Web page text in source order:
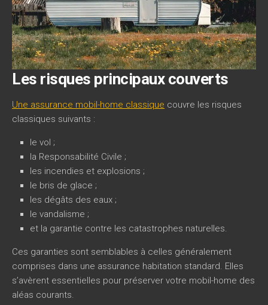
Les risques principaux couverts
Une assurance mobil-home classique couvre les risques
classiques suivants :
le vol ;
la Responsabilité Civile ;
les incendies et explosions ;
le bris de glace ;
les dégâts des eaux ;
le vandalisme ;
et la garantie contre les catastrophes naturelles.
Ces garanties sont semblables à celles généralement
comprises dans une assurance habitation standard. Elles
s’avèrent essentielles pour préserver votre mobil-home des
aléas courants.